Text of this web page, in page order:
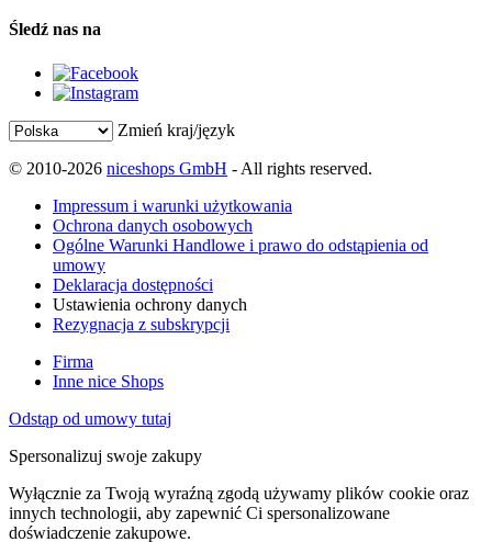
Śledź nas na
Zmień kraj/język
© 2010-2026 niceshops GmbH - All rights reserved.
Impressum i warunki użytkowania
Ochrona danych osobowych
Ogólne Warunki Handlowe i prawo do odstąpienia od
umowy
Deklaracja dostępności
Ustawienia ochrony danych
Rezygnacja z subskrypcji
Firma
Inne nice Shops
Odstąp od umowy tutaj
Spersonalizuj swoje zakupy
Wyłącznie za Twoją wyraźną zgodą używamy plików cookie oraz
innych technologii, aby zapewnić Ci spersonalizowane
doświadczenie zakupowe.